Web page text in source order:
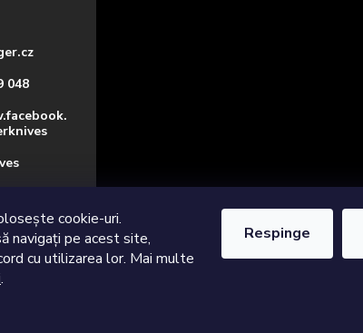
cookie-uri.
navigați pe acest site,
cu utilizarea lor. Mai multe
.
Respinge
048